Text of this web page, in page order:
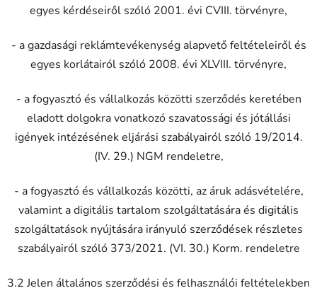
egyes kérdéseiről szóló 2001. évi CVIII. törvényre,
- a gazdasági reklámtevékenység alapvető feltételeiről és
egyes korlátairól szóló 2008. évi XLVIII. törvényre,
- a fogyasztó és vállalkozás közötti szerződés keretében
eladott dolgokra vonatkozó szavatossági és jótállási
igények intézésének eljárási szabályairól szóló 19/2014.
(IV. 29.) NGM rendeletre,
- a fogyasztó és vállalkozás közötti, az áruk adásvételére,
valamint a digitális tartalom szolgáltatására és digitális
szolgáltatások nyújtására irányuló szerződések részletes
szabályairól szóló 373/2021. (VI. 30.) Korm. rendeletre
3.2 Jelen általános szerződési és felhasználói feltételekben